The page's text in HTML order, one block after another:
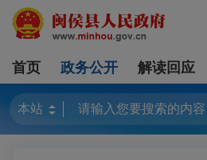
首页 政务公开 解读回应